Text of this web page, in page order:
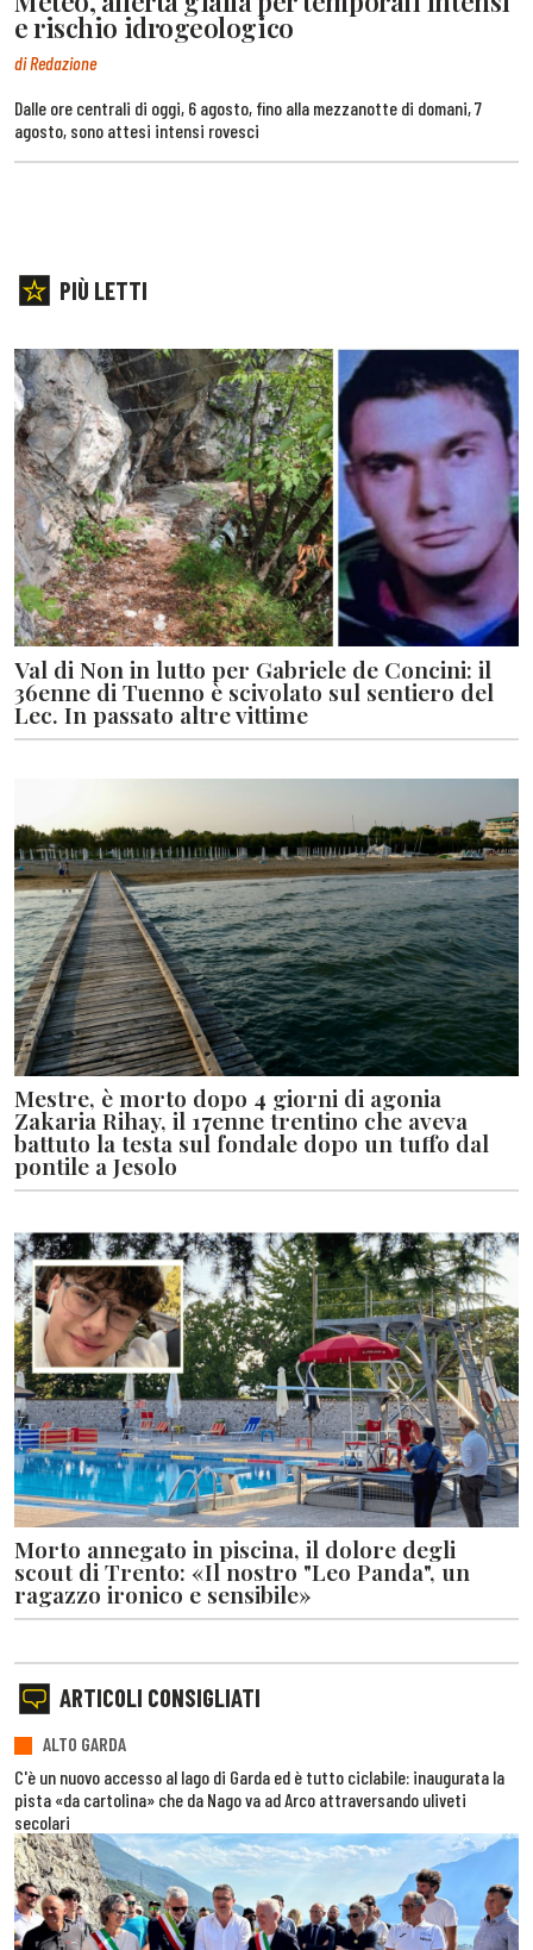
e rischio idrogeologico
di Redazione
Dalle ore centrali di oggi, 6 agosto, fino alla mezzanotte di domani, 7
agosto, sono attesi intensi rovesci
PIÙ LETTI
Val di Non in lutto per Gabriele de Concini: il
36enne di Tuenno è scivolato sul sentiero del
Lec. In passato altre vittime
Mestre, è morto dopo 4 giorni di agonia
Zakaria Rihay, il 17enne trentino che aveva
battuto la testa sul fondale dopo un tuffo dal
pontile a Jesolo
Morto annegato in piscina, il dolore degli
scout di Trento: «Il nostro "Leo Panda", un
ragazzo ironico e sensibile»
ARTICOLI CONSIGLIATI
ALTO GARDA
C'è un nuovo accesso al lago di Garda ed è tutto ciclabile: inaugurata la
pista «da cartolina» che da Nago va ad Arco attraversando uliveti
secolari